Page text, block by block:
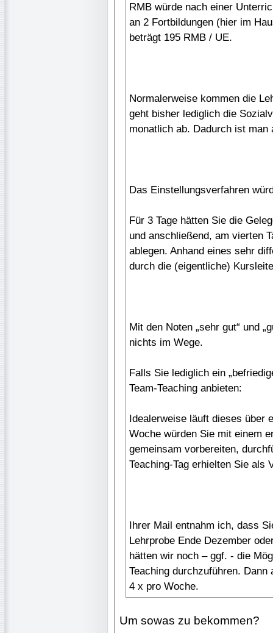
RMB würde nach einer
an 2 Fortbildungen (hier im
beträgt 195 RMB / UE.
Normalerweise kommen die
geht bisher lediglich die
monatlich ab. Dadurch ist
Das Einstellungsverfahren
Für 3 Tage hätten Sie die
und anschließend, am vierten
ablegen. Anhand eines sehr
durch die (eigentliche)
Mit den Noten „sehr gut“ und
nichts im Wege.
Falls Sie lediglich ein
Team-Teaching anbieten:
Idealerweise läuft dieses über
Woche würden Sie mit einem
gemeinsam vorbereiten,
Teaching-Tag erhielten Sie als
Ihrer Mail entnahm ich, dass
Lehrprobe Ende Dezember
hätten wir noch – ggf. - die
Teaching durchzuführen.
4 x pro Woche.
Um sowas zu bekommen?